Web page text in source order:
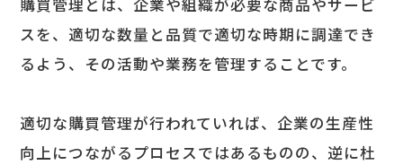
スを、適切な数量と品質で適切な時期に調達でき
るよう、その活動や業務を管理することです。
適切な購買管理が行われていれば、企業の生産性
向上につながるプロセスではあるものの、逆に杜